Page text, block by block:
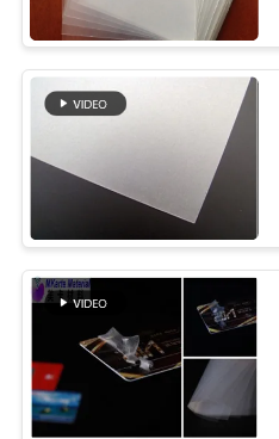
PLAN
DU
SITE
PRIVACY